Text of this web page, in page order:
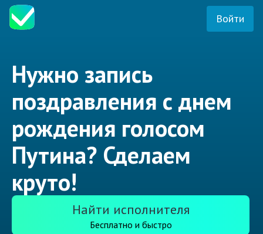
Войти
Нужно запись
поздравления с днем
рождения голосом
Путина? Сделаем
круто!
Найти исполнителя
Бесплатно и быстро